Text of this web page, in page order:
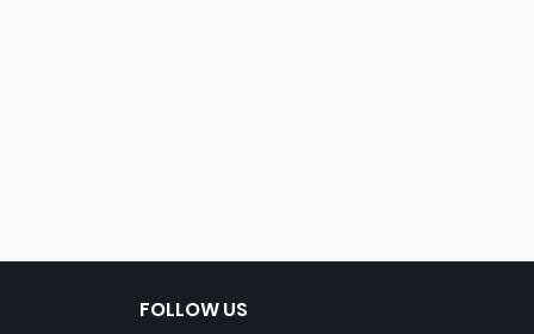
FOLLOW US